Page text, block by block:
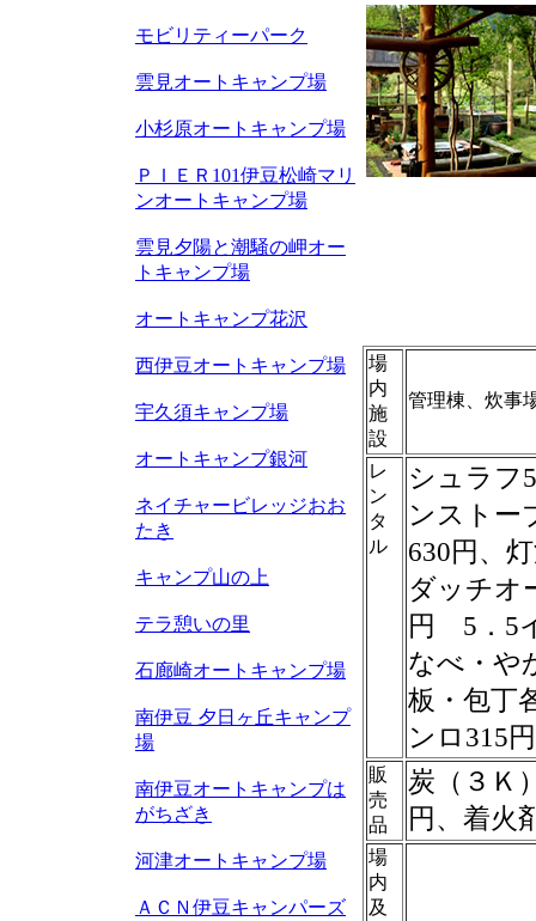
場
内
施
設
管理棟、炊事
レ
ン
タ
ル
シュラフ
ンストー
630円、
ダッチオ
円 5．5
なべ・や
板・包丁
ンロ315
販
売
品
炭（３Ｋ
円、着火
場
内
及
モビリティーパーク
雲見オートキャンプ場
小杉原オートキャンプ場
ＰＩＥＲ101伊豆松崎マリ
ンオートキャンプ場
雲見夕陽と潮騒の岬オー
トキャンプ場
オートキャンプ花沢
西伊豆オートキャンプ場
宇久須キャンプ場
オートキャンプ銀河
ネイチャービレッジおお
たき
キャンプ山の上
テラ憩いの里
石廊崎オートキャンプ場
南伊豆 夕日ヶ丘キャンプ
場
南伊豆オートキャンプは
がちざき
河津オートキャンプ場
ＡＣＮ伊豆キャンパーズ